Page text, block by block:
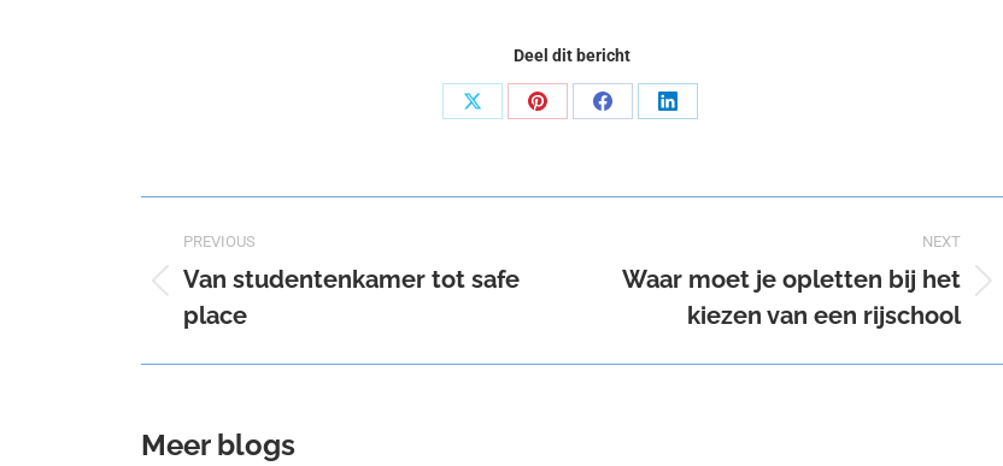
Deel dit bericht
Share
Share
Share
Share
navigation
PREVIOUS
Previous
post:
Van studentenkamer tot safe
place
NEXT
Next
Waar moet je opletten bij het
kiezen van een rijschool
Meer blogs